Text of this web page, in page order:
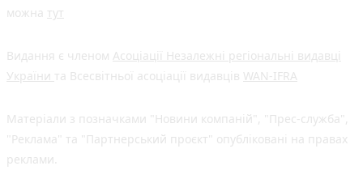
можна тут
Видання є членом Асоціації Незалежні регіональні видавці
України та Всесвітньої асоціації видавців WAN-IFRA
Матеріали з позначками "Новини компаній", "Прес-служба",
"Реклама" та "Партнерський проєкт" опубліковані на правах
реклами.